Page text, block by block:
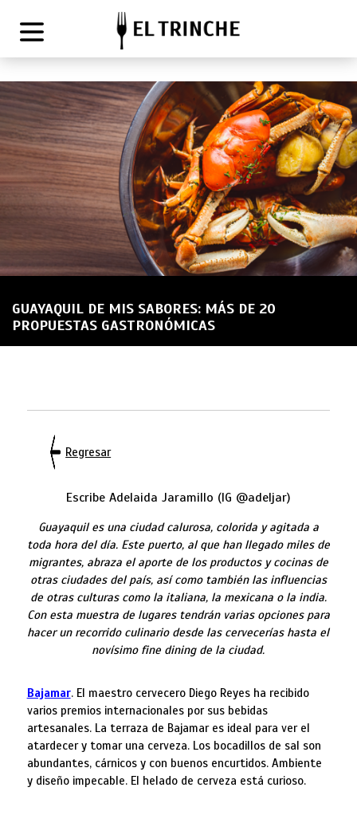
GUAYAQUIL DE MIS SABORES: MÁS DE 20
PROPUESTAS GASTRONÓMICAS
Regresar
Escribe Adelaida Jaramillo (IG @adeljar)
Guayaquil es una ciudad calurosa, colorida y agitada a
toda hora del día. Este puerto, al que han llegado miles de
migrantes, abraza el aporte de los productos y cocinas de
otras ciudades del país, así como también las influencias
de otras culturas como la italiana, la mexicana o la india.
Con esta muestra de lugares tendrán varias opciones para
hacer un recorrido culinario desde las cervecerías hasta el
novísimo fine dining de la ciudad.
Bajamar. El maestro cervecero Diego Reyes ha recibido
varios premios internacionales por sus bebidas
artesanales. La terraza de Bajamar es ideal para ver el
atardecer y tomar una cerveza. Los bocadillos de sal son
abundantes, cárnicos y con buenos encurtidos. Ambiente
y diseño impecable. El helado de cerveza está curioso.